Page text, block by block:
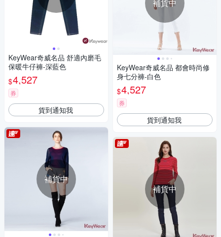
KeyWear奇威名品 舒適內磨毛
保暖牛仔褲-深藍色
$4,527
券
貨到通知我
補貨中
補貨中
KeyWear奇威名品 都會時尚修
身七分褲-白色
$4,527
券
貨到通知我
補貨中